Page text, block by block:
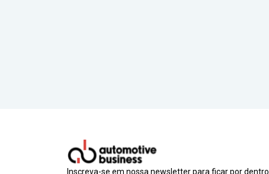
Inscreva-se em nossa newsletter para ficar por